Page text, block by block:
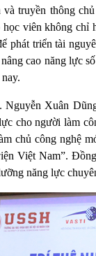
và truyền thông
viên không
phát triển tài
cao năng lực
Nguyễn Xuân
cho người làm
chủ công nghệ
Việt Nam”.
năng lực